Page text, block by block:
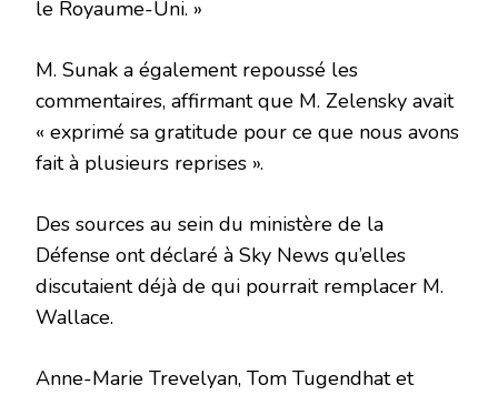
le Royaume-Uni. »
M. Sunak a également repoussé les
commentaires, affirmant que M. Zelensky avait
« exprimé sa gratitude pour ce que nous avons
fait à plusieurs reprises ».
Des sources au sein du ministère de la
Défense ont déclaré à Sky News qu’elles
discutaient déjà de qui pourrait remplacer M.
Wallace.
Anne-Marie Trevelyan, Tom Tugendhat et